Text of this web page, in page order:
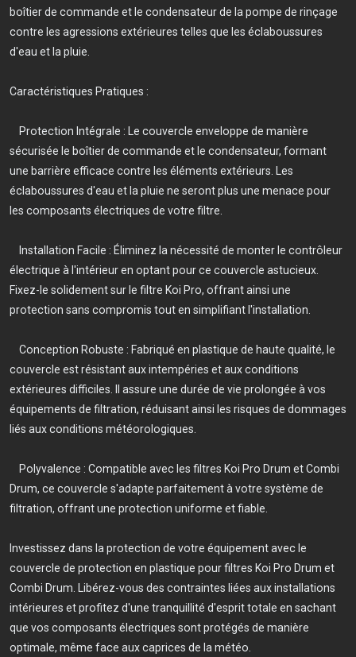
boîtier de commande et le condensateur de la pompe de rinçage
contre les agressions extérieures telles que les éclaboussures
d'eau et la pluie.
Caractéristiques Pratiques :
Protection Intégrale : Le couvercle enveloppe de manière
sécurisée le boîtier de commande et le condensateur, formant
une barrière efficace contre les éléments extérieurs. Les
éclaboussures d'eau et la pluie ne seront plus une menace pour
les composants électriques de votre filtre.
Installation Facile : Éliminez la nécessité de monter le contrôleur
électrique à l'intérieur en optant pour ce couvercle astucieux.
Fixez-le solidement sur le filtre Koi Pro, offrant ainsi une
protection sans compromis tout en simplifiant l'installation.
Conception Robuste : Fabriqué en plastique de haute qualité, le
couvercle est résistant aux intempéries et aux conditions
extérieures difficiles. Il assure une durée de vie prolongée à vos
équipements de filtration, réduisant ainsi les risques de dommages
liés aux conditions météorologiques.
Polyvalence : Compatible avec les filtres Koi Pro Drum et Combi
Drum, ce couvercle s'adapte parfaitement à votre système de
filtration, offrant une protection uniforme et fiable.
Investissez dans la protection de votre équipement avec le
couvercle de protection en plastique pour filtres Koi Pro Drum et
Combi Drum. Libérez-vous des contraintes liées aux installations
intérieures et profitez d'une tranquillité d'esprit totale en sachant
que vos composants électriques sont protégés de manière
optimale, même face aux caprices de la météo.